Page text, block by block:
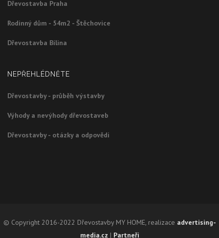
Dřevostavba Praha
Rodinný dům - 54m2 - Štěchovice
Dřevostavba Bílina
NEPŘEHLÉDNĚTE
Dřevostavby - průběh výstavby
Výhody a nevýhody dřevostaveb
Dřevostavby - otázky a odpovědi
© Copyright 2016-2022 Dřevostavby MY HOME, realizace advertising-
media.cz | Partneři